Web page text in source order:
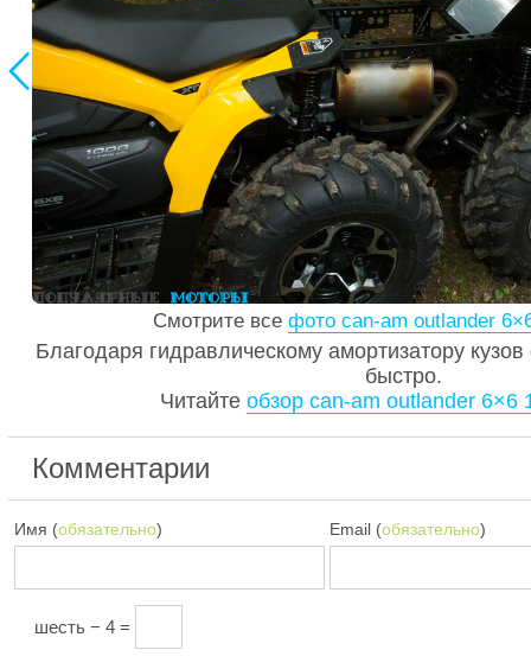

Смотрите все фото can-am outlander
Благодаря гидравлическому амортизатору
быстро.
Читайте обзор can-am outlander 6×6
Комментарии
Имя (обязательно) Email (обязательно)
шесть − 4 =